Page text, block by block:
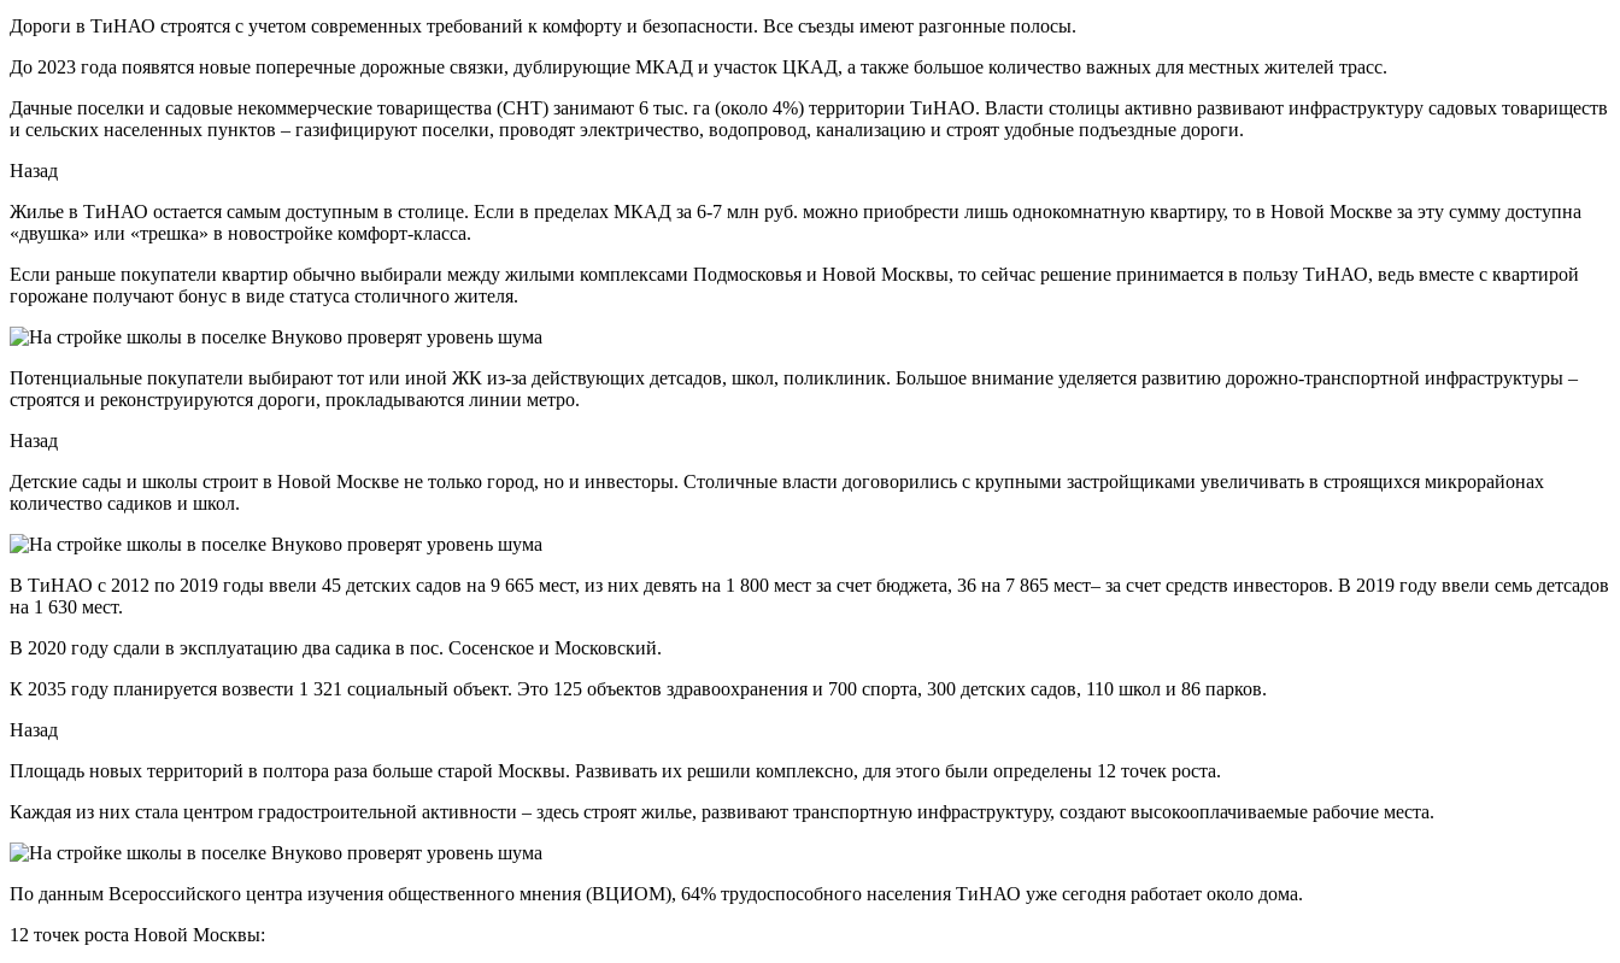
Дороги в ТиНАО строятся с учетом современных требований к комфорту и безопасности. Все съезды имеют разгонные полосы.
До 2023 года появятся новые поперечные дорожные связки, дублирующие МКАД и участок ЦКАД, а также большое количество важных для местных жителей трасс.
Дачные поселки и садовые некоммерческие товарищества (СНТ) занимают 6 тыс. га (около 4%) территории ТиНАО. Власти столицы активно развивают инфраструктуру садовых товариществ
и сельских населенных пунктов – газифицируют поселки, проводят электричество, водопровод, канализацию и строят удобные подъездные дороги.
Назад
Жилье в ТиНАО остается самым доступным в столице. Если в пределах МКАД за 6-7 млн руб. можно приобрести лишь однокомнатную квартиру, то в Новой Москве за эту сумму доступна
«двушка» или «трешка» в новостройке комфорт-класса.
Если раньше покупатели квартир обычно выбирали между жилыми комплексами Подмосковья и Новой Москвы, то сейчас решение принимается в пользу ТиНАО, ведь вместе с квартирой
горожане получают бонус в виде статуса столичного жителя.
Потенциальные покупатели выбирают тот или иной ЖК из-за действующих детсадов, школ, поликлиник. Большое внимание уделяется развитию дорожно-транспортной инфраструктуры –
строятся и реконструируются дороги, прокладываются линии метро.
Назад
Детские сады и школы строит в Новой Москве не только город, но и инвесторы. Столичные власти договорились с крупными застройщиками увеличивать в строящихся микрорайонах
количество садиков и школ.
В ТиНАО с 2012 по 2019 годы ввели 45 детских садов на 9 665 мест, из них девять на 1 800 мест за счет бюджета, 36 на 7 865 мест– за счет средств инвесторов. В 2019 году ввели семь детсадов
на 1 630 мест.
В 2020 году сдали в эксплуатацию два садика в пос. Сосенское и Московский.
К 2035 году планируется возвести 1 321 социальный объект. Это 125 объектов здравоохранения и 700 спорта, 300 детских садов, 110 школ и 86 парков.
Назад
Площадь новых территорий в полтора раза больше старой Москвы. Развивать их решили комплексно, для этого были определены 12 точек роста.
Каждая из них стала центром градостроительной активности – здесь строят жилье, развивают транспортную инфраструктуру, создают высокооплачиваемые рабочие места.
По данным Всероссийского центра изучения общественного мнения (ВЦИОМ), 64% трудоспособного населения ТиНАО уже сегодня работает около дома.
12 точек роста Новой Москвы: